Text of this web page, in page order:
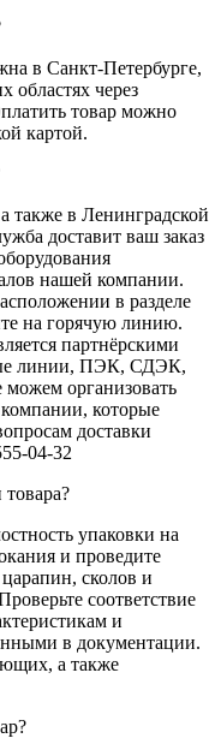
в Санкт-Петербурге,
областях через
товар можно
картой.
также в Ленинградской
доставит ваш заказ
нашей компании.
в разделе
на горячую линию.
партнёрскими
линии, ПЭК, СДЭК,
организовать
компании, которые
доставки
04-32
упаковки на
и проведите
сколов и
соответствие
и
в документации.
а также